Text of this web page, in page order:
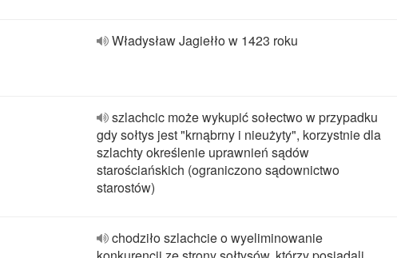
Władysław Jagiełło w 1423 roku
szlachcic może wykupić sołectwo w przypadku
gdy sołtys jest "krnąbrny i nieużyty", korzystnie dla
szlachty określenie uprawnień sądów
starościańskich (ograniczono sądownictwo
starostów)
chodziło szlachcie o wyeliminowanie